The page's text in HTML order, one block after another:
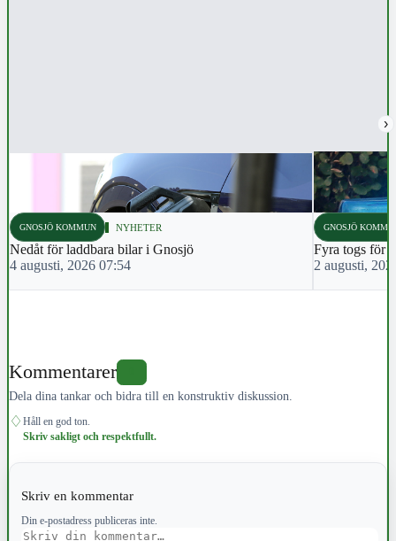
›
GNOSJÖ KOMMUN NYHETER
Nedåt för laddbara bilar i Gnosjö
4 augusti, 2026 07:54
GNOSJÖ
Fyra togs för
2 augusti,
Kommentarer
Dela dina tankar och bidra till en konstruktiv diskussion.
♢ Håll en god ton.
Skriv sakligt och respektfullt.
Skriv en kommentar
Din e-postadress publiceras inte.
Kommentar